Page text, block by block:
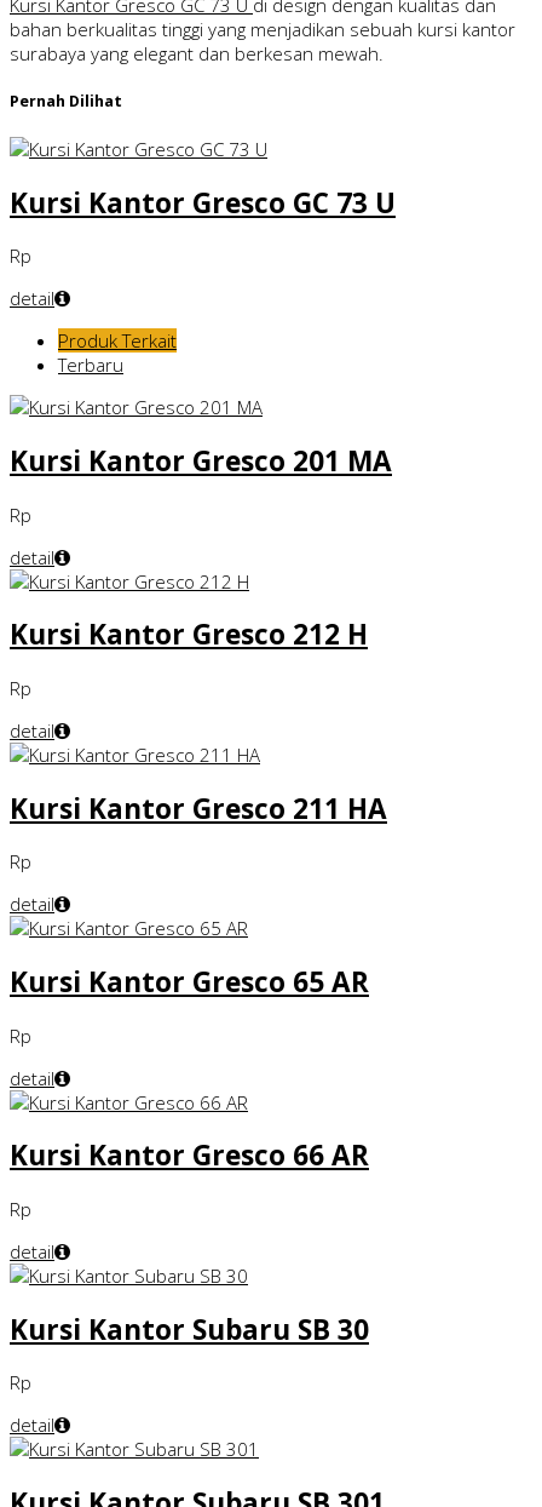
Kursi Kantor Gresco GC 73 U di design dengan kualitas dan
bahan berkualitas tinggi yang menjadikan sebuah kursi kantor
surabaya yang elegant dan berkesan mewah.
Pernah Dilihat
Kursi Kantor Gresco GC 73 U
Rp
detail
Produk Terkait
Terbaru
Kursi Kantor Gresco 201 MA
Rp
detail
Kursi Kantor Gresco 212 H
Rp
detail
Kursi Kantor Gresco 211 HA
Rp
detail
Kursi Kantor Gresco 65 AR
Rp
detail
Kursi Kantor Gresco 66 AR
Rp
detail
Kursi Kantor Subaru SB 30
Rp
detail